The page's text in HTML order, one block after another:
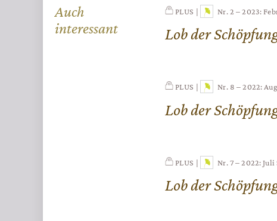
Auch
interessant
PLUS Nr. 2 – 2023:
Lob der
PLUS Nr. 8 – 2022:
Lob der
PLUS Nr. 7 – 2022: Juli
Lob der